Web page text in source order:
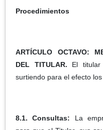
Procedimientos
ARTÍCULO OCTAVO:
DEL TITULAR. El titular
surtiendo para el efecto
8.1. Consultas: La